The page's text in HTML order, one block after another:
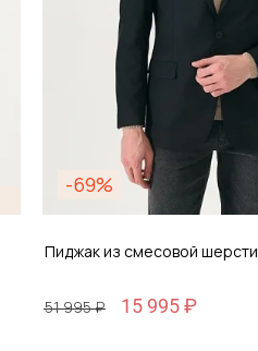
-69%
Пиджак из смесовой шерсти
51 995 ₽ 15 995 ₽